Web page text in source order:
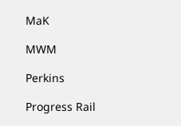
MaK
MWM
Perkins
Progress Rail